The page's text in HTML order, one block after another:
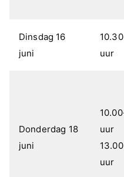
Dinsdag 16
juni
uur
Donderdag 18
juni
uur
uur